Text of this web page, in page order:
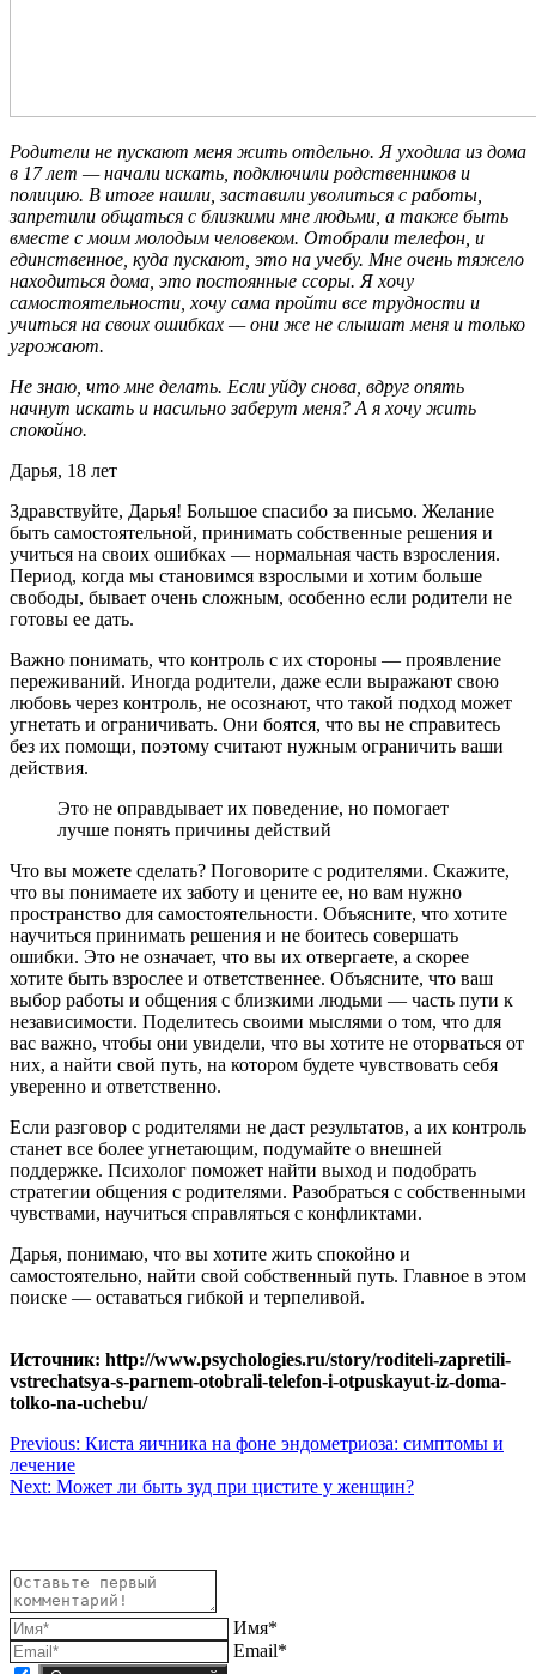
Родители не пускают меня жить отдельно. Я уходила из дома
в 17 лет — начали искать, подключили родственников и
полицию. В итоге нашли, заставили уволиться с работы,
запретили общаться с близкими мне людьми, а также быть
вместе с моим молодым человеком. Отобрали телефон, и
единственное, куда пускают, это на учебу. Мне очень тяжело
находиться дома, это постоянные ссоры. Я хочу
самостоятельности , хочу сама пройти все трудности и
учиться на своих ошибках — они же не слышат меня и только
угрожают.
Не знаю, что мне делать. Если уйду снова, вдруг опять
начнут искать и насильно заберут меня? А я хочу жить
спокойно.
Дарья, 18 лет
Здравствуйте, Дарья! Большое спасибо за письмо. Желание
быть самостоятельной, принимать собственные решения и
учиться на своих ошибках — нормальная часть взросления.
Период, когда мы становимся взрослыми и хотим больше
свободы, бывает очень сложным, особенно если родители не
готовы ее дать.
Важно понимать, что контроль с их стороны — проявление
переживаний. Иногда родители, даже если выражают свою
любовь через контроль, не осознают, что такой подход может
угнетать и ограничивать. Они боятся, что вы не справитесь
без их помощи, поэтому считают нужным ограничить ваши
действия.
Это не оправдывает их поведение, но помогает
лучше понять причины действий
Что вы можете сделать? Поговорите с родителями. Скажите,
что вы понимаете их заботу и цените ее, но вам нужно
пространство для самостоятельности. Объясните, что хотите
научиться принимать решения и не боитесь совершать
ошибки. Это не означает, что вы их отвергаете, а скорее
хотите быть взрослее и ответственнее. Объясните, что ваш
выбор работы и общения с близкими людьми — часть пути к
независимости. Поделитесь своими мыслями о том, что для
вас важно, чтобы они увидели, что вы хотите не оторваться от
них, а найти свой путь, на котором будете чувствовать себя
уверенно и ответственно.
Если разговор с родителями не даст результатов, а их контроль
станет все более угнетающим, подумайте о внешней
поддержке. Психолог поможет найти выход и подобрать
стратегии общения с родителями. Разобраться с собственными
чувствами, научиться справляться с конфликтами.
Дарья, понимаю, что вы хотите жить спокойно и
самостоятельно, найти свой собственный путь. Главное в этом
поиске — оставаться гибкой и терпеливой.
Источник: http://www.psychologies.ru/story/roditeli-zapretili-
vstrechatsya-s-parnem-otobrali-telefon-i-otpuskayut-iz-doma-
tolko-na-uchebu/
Навигация
по
Previous: Киста яичника на фоне эндометриоза: симптомы и
лечение
Next: Может ли быть зуд при цистите у женщин?
Имя*
Email*